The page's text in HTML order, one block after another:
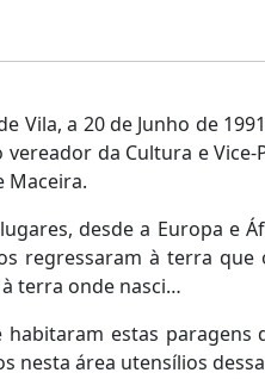
Vila, a 20 de Junho de
da Cultura e
Maceira.
desde a Europa e
regressaram à terra
terra onde nasci…
estas
área utensílios